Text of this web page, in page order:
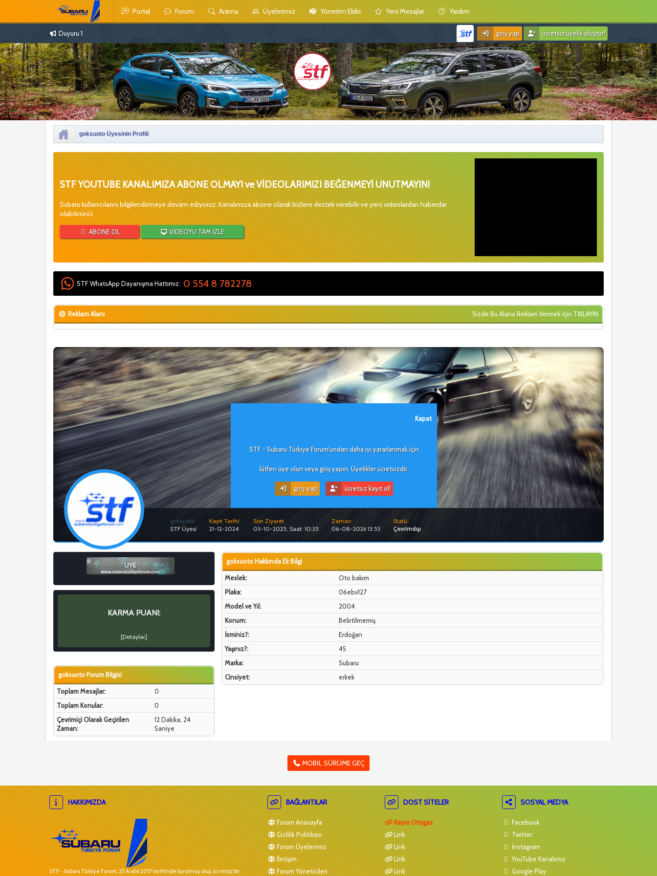
Portal Forum Arama Üyelerimiz Yönetim Ekibi Yeni Mesajlar Yardım
Duyuru 1 giriş yap ücretsiz üyelik oluştur!
Kapat
STF - Subaru Türkiye Forum'undan daha iyi yararlanmak için
lütfen üye olun veya giriş yapın. Üyelikler ücretsizdir.
giriş yap ücretsiz kayıt ol!
goksuoto Üyesinin Profili
STF YOUTUBE KANALIMIZA ABONE OLMAYI ve VİDEOLARIMIZI BEĞENMEYİ UNUTMAYIN!
Subaru kullanıcılarını bilgilendirmeye devam ediyoruz. Kanalımıza abone olarak bizlere destek verebilir ve yeni videolardan haberdar
olabilirsiniz.
ABONE OL VİDEOYU TAM İZLE
STF WhatsApp Dayanışma Hattımız: 0 554 8 782278
Reklam Alanı Sizde Bu Alana Reklam Vermek İçin TIKLAYIN
goksuoto
STF Üyesi
Kayıt Tarihi:
21-12-2024
Son Ziyaret
03-10-2025, Saat: 10:35
Zaman:
06-08-2026 13:53
Statü:
Çevrimdışı
KARMA PUANI:
[Detaylar]
goksuoto Forum Bilgisi
Toplam Mesajlar:
0
Toplam Konular:
0
Çevrimiçi Olarak Geçirilen
Zaman:
12 Dakika, 24
Saniye
goksuoto Hakkında Ek Bilgi
Meslek:
Oto bakım
Plaka:
06ebv127
Model ve Yıl:
2004
Konum:
Belirtilmemiş
İsminiz?:
Erdoğan
Yaşınız?:
45
Marka:
Subaru
Cinsiyet:
erkek
MOBIL SÜRÜME GEÇ
HAKKIMIZDA
STF - Subaru Türkiye Forum, 25 Aralık 2017 tarihinde kurulmuş olup, ücretsiz bir
BAĞLANTILAR
Forum Anasayfa
Gizlilik Politikası
Forum Üyelerimiz
İletişim
Forum Yöneticileri
DOST SITELER
Kayra Otogaz
Link
Link
Link
Link
SOSYAL MEDYA
Facebook
Twitter
İnstagram
YouTube Kanalımız
Google Play